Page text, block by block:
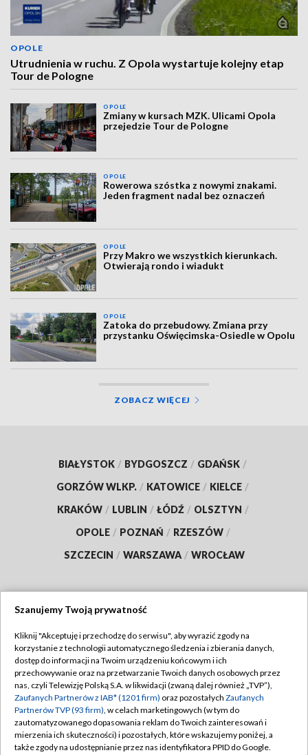
OPOLE
Utrudnienia w ruchu. Z Opola wystartuje kolejny etap
Tour de Pologne
OPOLE
Zmiany w kursach MZK. Ulicami Opola
przejedzie Tour de Pologne
OPOLE
Rowerowa szóstka z nowymi znakami.
Jeden fragment nadal bez oznaczeń
OPOLE
Przy Makro we wszystkich kierunkach.
Otwierają rondo i wiadukt
OPOLE
Zatoka do przebudowy. Zmiana przy
przystanku Oświęcimska-Osiedle w Opolu
ZOBACZ WIĘCEJ
BIAŁYSTOK / BYDGOSZCZ / GDAŃSK /
GORZÓW WLKP. / KATOWICE / KIELCE /
KRAKÓW / LUBLIN / ŁÓDŹ / OLSZTYN /
OPOLE / POZNAŃ / RZESZÓW /
SZCZECIN / WARSZAWA / WROCŁAW
TVP
Abonament TVP
Emisja w TVP
Centrum informacji TVP
Naziemna Telewizja Cyfrowa
Regulamin TVP
Polityka prywatności
Moje zgody
Pomoc
Szanujemy Twoją prywatność
Kliknij "Akceptuję i przechodzę do serwisu", aby wyrazić zgody na
korzystanie z technologii automatycznego śledzenia i zbierania danych,
dostęp do informacji na Twoim urządzeniu końcowym i ich
przechowywanie oraz na przetwarzanie Twoich danych osobowych przez
nas, czyli Telewizję Polską S.A. w likwidacji (zwaną dalej również „TVP”),
Zaufanych Partnerów z IAB* (1201 firm) oraz pozostałych Zaufanych
Partnerów TVP (93 firm), w celach marketingowych (w tym do
zautomatyzowanego dopasowania reklam do Twoich zainteresowań i
mierzenia ich skuteczności) i pozostałych, które wskazujemy poniżej, a
także zgody na udostępnianie przez nas identyfikatora PPID do Google.